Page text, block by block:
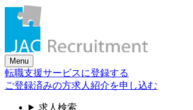
Skip
content
Menu
転職支援サービスに登録する
ご登録済みの方求人紹介を申し込む
求人検索